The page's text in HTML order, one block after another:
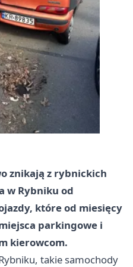
znikają z rybnickich
w Rybniku od
które od miesięcy
parkingowe i
kierowcom.
takie samochody